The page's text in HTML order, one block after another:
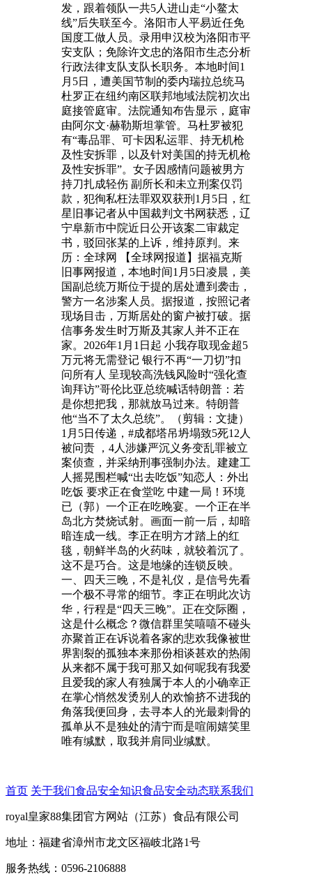
发，跟着领队一共5人进山走“小鳌太
线”后失联至今。洛阳市人平易近任免
国度工做人员。录用申汉校为洛阳市平
安支队；免除许文忠的洛阳市生态分析
行政法律支队支队长职务。本地时间1
月5日，遭美国节制的委内瑞拉总统马
杜罗正在纽约南区联邦地域法院初次出
庭接管庭审。法院通知布告显示，庭审
由阿尔文·赫勒斯坦掌管。马杜罗被犯
有“毒品罪、可卡因私运罪、持无机枪
及性安拆罪，以及针对美国的持无机枪
及性安拆罪”。女子因感情问题被男方
持刀扎成轻伤 副所长和未立刑案仅罚
款，犯徇私枉法罪双双获刑1月5日，红
星旧事记者从中国裁判文书网获悉，辽
宁阜新市中院近日公开该案二审裁定
书，驳回张某的上诉，维持原判。来
历：全球网 【全球网报道】据福克斯
旧事网报道，本地时间1月5日凌晨，美
国副总统万斯位于提的居处遭到袭击，
警方一名涉案人员。据报道，按照记者
现场目击，万斯居处的窗户被打破。据
信事务发生时万斯及其家人并不正在
家。2026年1月1日起 小我存取现金超5
万元将无需登记 银行不再“一刀切”扣
问所有人 呈现较高洗钱风险时“强化查
询拜访”哥伦比亚总统喊话特朗普：若
是你想把我，那就放马过来。特朗普
他“当不了太久总统”。（剪辑：文捷）
1月5日传递，#成都塔吊坍塌致5死12人
被问责 ，4人涉嫌严沉义务变乱罪被立
案侦查，并采纳刑事强制办法。建建工
人摇晃围栏喊“出去吃饭”知恋人：外出
吃饭 要求正在食堂吃 中建一局！环境
已（郭）一个正在吃晚宴。一个正在半
岛北方焚烧试射。画面一前一后，却暗
暗连成一线。李正在明方才踏上的红
毯，朝鲜半岛的火药味，就较着沉了。
这不是巧合。这是地缘的连锁反映。
一、四天三晚，不是礼仪，是信号先看
一个极不寻常的细节。李正在明此次访
华，行程是“四天三晚”。正在交际圈，
这是什么概念？微信群里笑嘻嘻不碰头
亦聚首正在诉说着各家的悲欢我像被世
界割裂的孤独本来那份相谈甚欢的热闹
从来都不属于我可那又如何呢我有我爱
且爱我的家人有独属于本人的小确幸正
在掌心悄然发烫别人的欢愉挤不进我的
角落我便回身，去寻本人的光最刺骨的
孤单从不是独处的清宁而是喧闹嬉笑里
唯有缄默，取我并肩同业缄默。
首页 关于我们食品安全知识食品安全动态联系我们
royal皇家88集团官方网站（江苏）食品有限公司
地址：福建省漳州市龙文区福岐北路1号
服务热线：0596-2106888